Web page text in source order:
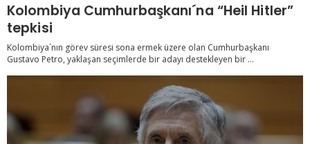
Kolombiya Cumhurbaşkanı´na “Heil Hitler”
tepkisi
Kolombiya´nın görev süresi sona ermek üzere olan Cumhurbaşkanı
Gustavo Petro, yaklaşan seçimlerde bir adayı destekleyen bir ...